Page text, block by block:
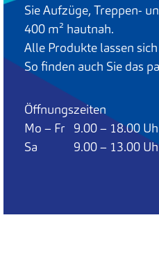
Sie Aufzüge, Treppen-
400 m² hautnah.
Alle Produkte lassen
So finden auch Sie das
Öffnungszeiten
Mo – Fr 9.00 – 18.00
Sa 9.00 – 13.00